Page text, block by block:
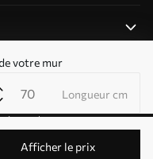
votre mur
Longueur cm
Afficher le prix
aux cookies
push
réservés. Exploité par